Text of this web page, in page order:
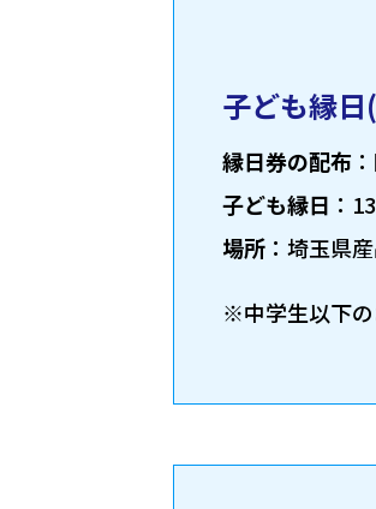
子ども縁
縁日券の配布
子ども縁日 ：
場所 ：埼玉県
※中学生以下